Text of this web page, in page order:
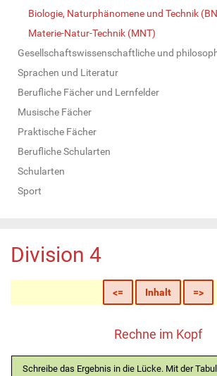
Biologie, Naturphänomene und Technik
Materie-Natur-Technik (MNT)
Gesellschaftswissenschaftliche und
Sprachen und Literatur
Berufliche Fächer und Lernfelder
Musische Fächer
Praktische Fächer
Berufliche Schularten
Schularten
Sport
Division 4
<= Inhalt =>
Rechne im Kopf
Schreibe das Ergebnis in die Lücke. Mit der